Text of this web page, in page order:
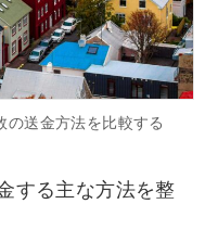
の送金方法を比較する
する主な方法を整